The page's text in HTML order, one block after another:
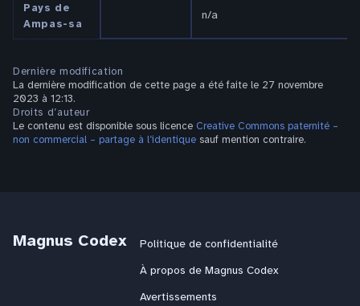
Pays de
Ampas-sa
n/a
Dernière modification
La dernière modification de cette page a été faite le 27 novembre
2023 à 12:13.
Droits d’auteur
Le contenu est disponible sous licence Creative Commons paternité –
non commercial – partage à l’identique sauf mention contraire.
Magnus Codex
Politique de confidentialité
À propos de Magnus Codex
Avertissements